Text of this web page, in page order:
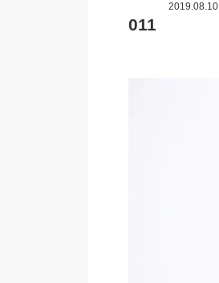
2019.08.10
011